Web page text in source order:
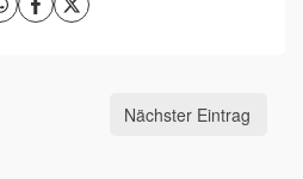
Nächster Eintrag